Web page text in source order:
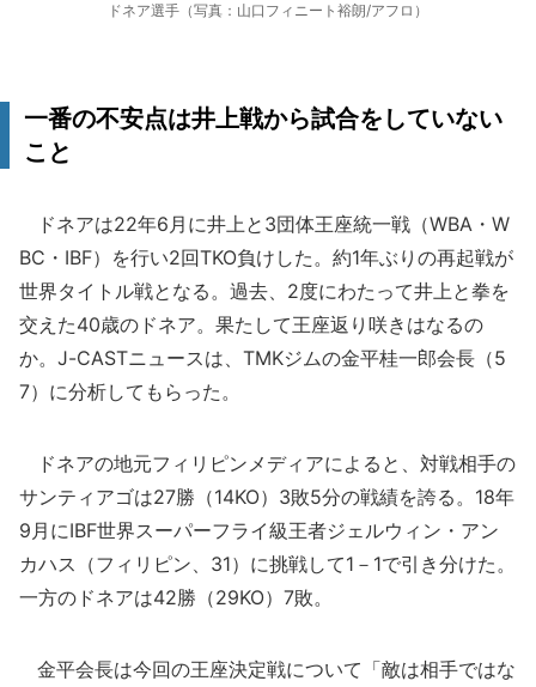
ドネア選手（写真：山口フィニート裕朗/アフロ）
一番の不安点は井上戦から試合をしていない
こと
ドネアは22年6月に井上と3団体王座統一戦（WBA・W
BC・IBF）を行い2回TKO負けした。約1年ぶりの再起戦が
世界タイトル戦となる。過去、2度にわたって井上と拳を
交えた40歳のドネア。果たして王座返り咲きはなるの
か。J-CASTニュースは、TMKジムの金平桂一郎会長（5
7）に分析してもらった。
ドネアの地元フィリピンメディアによると、対戦相手の
サンティアゴは27勝（14KO）3敗5分の戦績を誇る。18年
9月にIBF世界スーパーフライ級王者ジェルウィン・アン
カハス（フィリピン、31）に挑戦して1－1で引き分けた。
一方のドネアは42勝（29KO）7敗。
金平会長は今回の王座決定戦について「敵は相手ではな